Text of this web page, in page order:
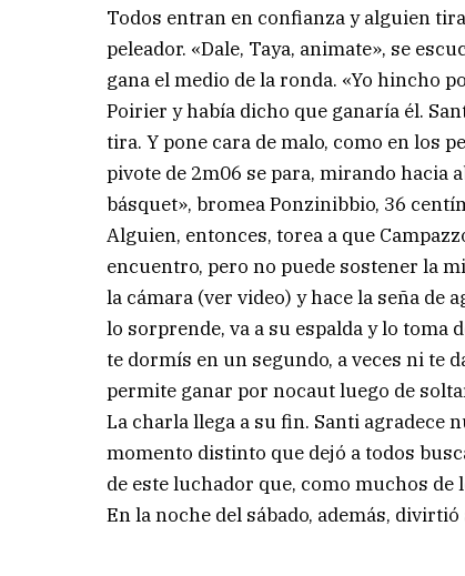
Todos entran en confianza y alguien
peleador. «Dale, Taya, animate», se
gana el medio de la ronda. «Yo hincho
Poirier y había dicho que ganaría él.
tira. Y pone cara de malo, como en los
pivote de 2m06 se para, mirando hacia
básquet», bromea Ponzinibbio, 36
Alguien, entonces, torea a que
encuentro, pero no puede sostener la
la cámara (ver video) y hace la seña de
lo sorprende, va a su espalda y lo toma
te dormís en un segundo, a veces ni te
permite ganar por nocaut luego de
La charla llega a su fin. Santi agradece
momento distinto que dejó a todos
de este luchador que, como muchos de
En la noche del sábado, además, divirtió